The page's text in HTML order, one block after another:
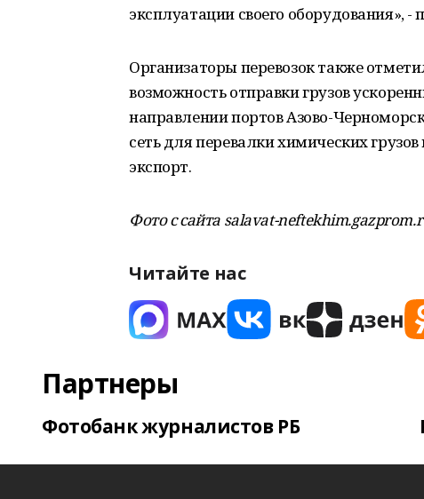
эксплуатации своего оборудования», -
Организаторы перевозок также
возможность отправки грузов
направлении портов Азово-
сеть для перевалки химических
экспорт.
Фото с сайта salavat-
Читайте нас
Партнеры
Фотобанк журналистов РБ